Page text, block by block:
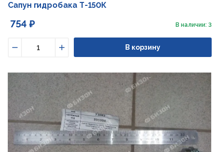
Сапун гидробака Т-150К
754 ₽ В наличии: 3
Увеличить
В корзину